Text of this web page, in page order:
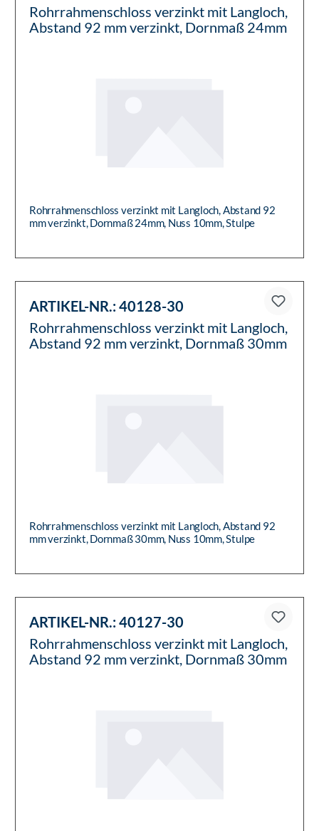
Rohrrahmenschloss verzinkt mit Langloch,
Abstand 92 mm verzinkt, Dornmaß 24mm
Rohrrahmenschloss verzinkt mit Langloch, Abstand 92
mm verzinkt, Dornmaß 24mm, Nuss 10mm, Stulpe
ARTIKEL-NR.:40128-30
Rohrrahmenschloss verzinkt mit Langloch,
Abstand 92 mm verzinkt, Dornmaß 30mm
Rohrrahmenschloss verzinkt mit Langloch, Abstand 92
mm verzinkt, Dornmaß 30mm, Nuss 10mm, Stulpe
ARTIKEL-NR.:40127-30
Rohrrahmenschloss verzinkt mit Langloch,
Abstand 92 mm verzinkt, Dornmaß 30mm